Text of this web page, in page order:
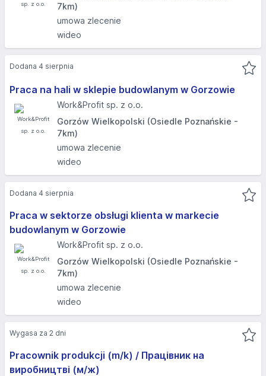
7km)
umowa zlecenie
wideo
Praca na hali w sklepie budowlanym w Gorzowie
Work&Profit sp. z o.o.
Gorzów Wielkopolski (Osiedle Poznańskie -
7km)
umowa zlecenie
wideo
Dodana 4 sierpnia
Praca w sektorze obsługi klienta w markecie
budowlanym w Gorzowie
Work&Profit sp. z o.o.
Gorzów Wielkopolski (Osiedle Poznańskie -
7km)
umowa zlecenie
wideo
Dodana 4 sierpnia
Pracownik produkcji (m/k) / Працівник на
виробництві (м/ж)
Wygasa za 2 dni